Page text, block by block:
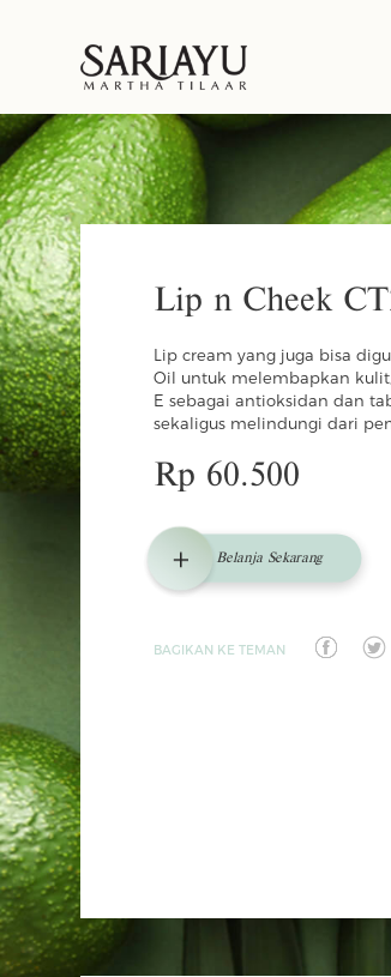
Lip n Cheek
Lip cream yang juga bisa
Oil untuk melembapkan
E sebagai antioksidan dan
sekaligus melindungi dari
Rp 60.500
Belanja Sekarang
BAGIKAN KE TEMAN